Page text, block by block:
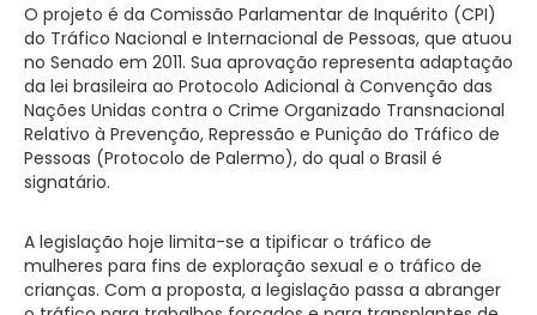
O projeto é da Comissão Parlamentar de Inquérito (CPI)
do Tráfico Nacional e Internacional de Pessoas, que atuou
no Senado em 2011. Sua aprovação representa adaptação
da lei brasileira ao Protocolo Adicional à Convenção das
Nações Unidas contra o Crime Organizado Transnacional
Relativo à Prevenção, Repressão e Punição do Tráfico de
Pessoas (Protocolo de Palermo), do qual o Brasil é
signatário.
A legislação hoje limita-se a tipificar o tráfico de
mulheres para fins de exploração sexual e o tráfico de
crianças. Com a proposta, a legislação passa a abranger